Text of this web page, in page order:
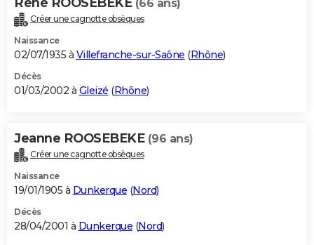
(66 ans)
Créer une cagnotte obsèques
Naissance
02/07/1935 à Villefranche-sur-Saône (Rhône)
Décès
01/03/2002 à Gleizé (Rhône)
Jeanne ROOSEBEKE (96 ans)
Créer une cagnotte obsèques
Naissance
19/01/1905 à Dunkerque (Nord)
Décès
28/04/2001 à Dunkerque (Nord)